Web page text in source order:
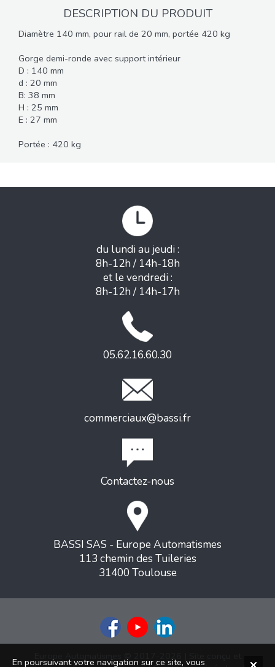
DESCRIPTION DU PRODUIT
Diamètre 140 mm, pour rail de 20 mm, portée 420 kg
Gorge demi-ronde avec support intérieur
D : 140 mm
d : 20 mm
B: 38 mm
H : 25 mm
E : 27 mm
Portée : 420 kg
du lundi au jeudi :
8h-12h / 14h-18h
et le vendredi :
8h-12h / 14h-17h
05.62.16.60.30
commerciaux@bassi.fr
Contactez-nous
BASSI SAS - Europe Automatismes
113 chemin des Tuileries
31400 Toulouse
Europe Automatismes © 2017-2026 | Site conçu et
En poursuivant votre navigation sur ce site, vous